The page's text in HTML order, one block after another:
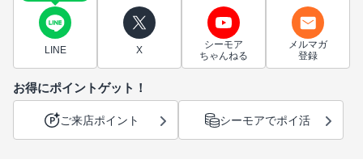
LINE X
シーモア
ちゃんねる
メルマガ
登録
お得にポイントゲット！
ご来店ポイント シーモアでポイ活